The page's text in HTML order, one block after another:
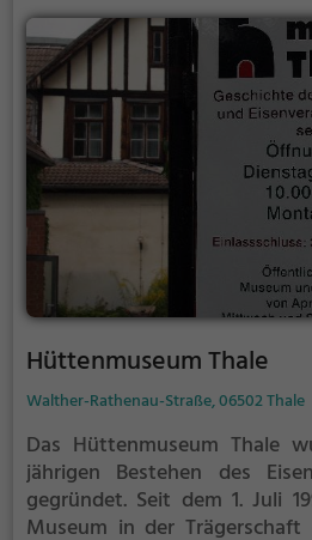
Hüttenmuseum Thale
Walther-Rathenau-Straße, 06502 Thale
Das Hüttenmuseum Thale
jährigen Bestehen des
gegründet. Seit dem 1. Juli
Museum in der Trägerschaft